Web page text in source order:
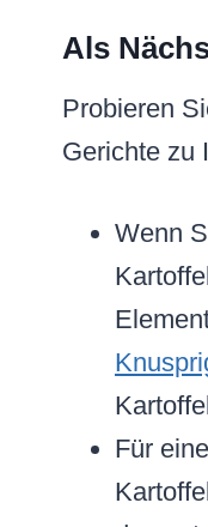
Als
Probieren
Gerichte zu
Wenn
Für